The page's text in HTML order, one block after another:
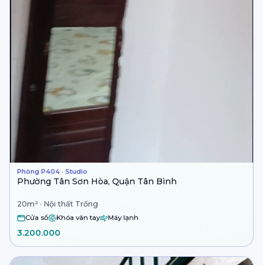
Phòng P404 · Studio
Phường Tân Sơn Hòa, Quận Tân Bình
20m² · Nội thất Trống
Cửa sổ Khóa vân tay Máy lạnh
3.200.000